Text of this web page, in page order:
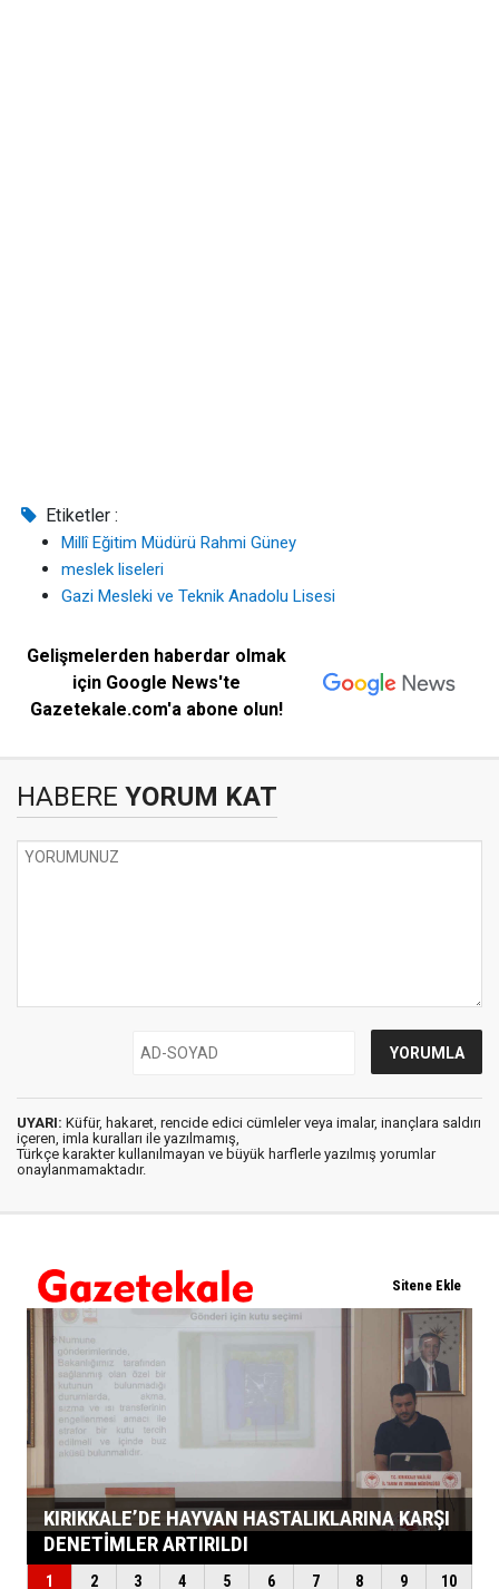
Etiketler :
Millî Eğitim Müdürü Rahmi Güney
meslek liseleri
Gazi Mesleki ve Teknik Anadolu Lisesi
Gelişmelerden haberdar olmak
için Google News'te
Gazetekale.com'a abone olun!
HABERE YORUM KAT
UYARI: Küfür, hakaret, rencide edici cümleler veya imalar, inançlara saldırı
içeren, imla kuralları ile yazılmamış,
Türkçe karakter kullanılmayan ve büyük harflerle yazılmış yorumlar
onaylanmamaktadır.